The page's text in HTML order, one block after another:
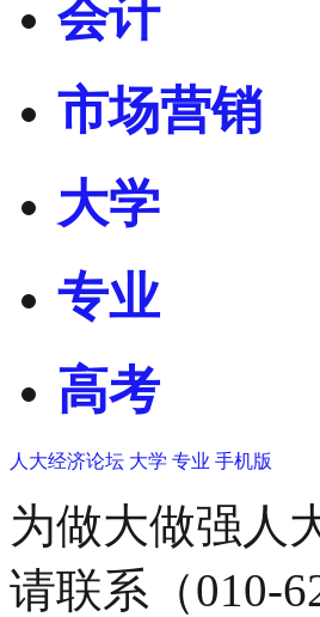
会计
市场营销
大学
专业
高考
人大经济论坛 大学 专业 手机版
为做大做强人
请联系（010-